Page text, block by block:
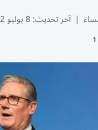
| آخر تحديث:8 يوليو 15:02 2026